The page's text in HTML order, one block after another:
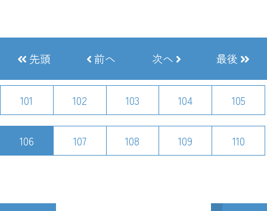
先頭 前へ
101 102 103 104 105
106 107 108 109 110
次へ 最後